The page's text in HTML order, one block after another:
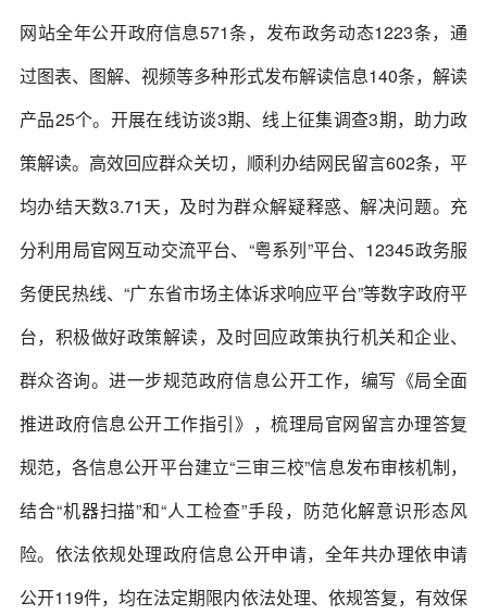
网站全年公开政府信息571条，发布政务动态1223条，通
过图表、图解、视频等多种形式发布解读信息140条，解读
产品25个。开展在线访谈3期、线上征集调查3期，助力政
策解读。高效回应群众关切，顺利办结网民留言602条，平
均办结天数3.71天，及时为群众解疑释惑、解决问题。充
分利用局官网互动交流平台、“粤系列”平台、12345政务服
务便民热线、“广东省市场主体诉求响应平台”等数字政府平
台，积极做好政策解读，及时回应政策执行机关和企业、
群众咨询。进一步规范政府信息公开工作，编写《局全面
推进政府信息公开工作指引》，梳理局官网留言办理答复
规范，各信息公开平台建立“三审三校”信息发布审核机制，
结合“机器扫描”和“人工检查”手段，防范化解意识形态风
险。依法依规处理政府信息公开申请，全年共办理依申请
公开119件，均在法定期限内依法处理、依规答复，有效保